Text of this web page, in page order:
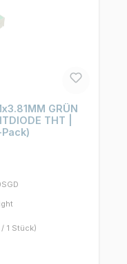
GRÜN
THT |
1 Stück)